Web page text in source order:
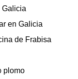
Galicia
en Galicia
de Frabisa
plomo